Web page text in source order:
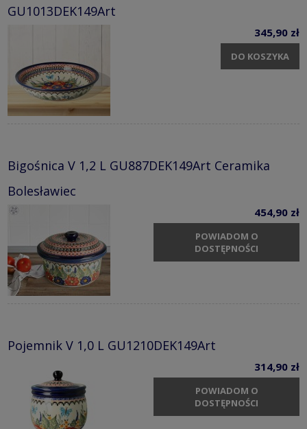
GU1013DEK149Art
345,90 zł
DO KOSZYKA
Bigośnica V 1,2 L GU887DEK149Art Ceramika
Bolesławiec
454,90 zł
POWIADOM O
DOSTĘPNOŚCI
Pojemnik V 1,0 L GU1210DEK149Art
314,90 zł
POWIADOM O
DOSTĘPNOŚCI